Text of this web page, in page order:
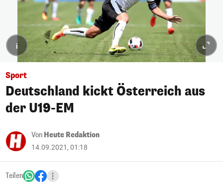
i
Sport
Deutschland kickt Österreich aus
der U19-EM
Von Heute Redaktion
14.09.2021, 01:18
Teilen